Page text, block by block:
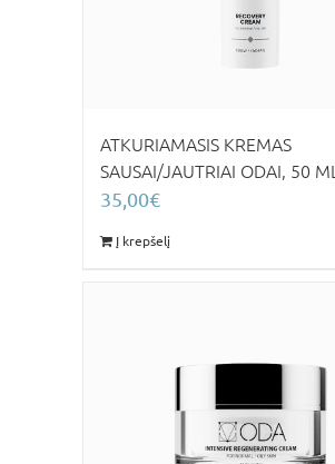
ATKURIAMASIS KREMAS
SAUSAI/JAUTRIAI ODAI, 50 ML
35,00€
Į krepšelį